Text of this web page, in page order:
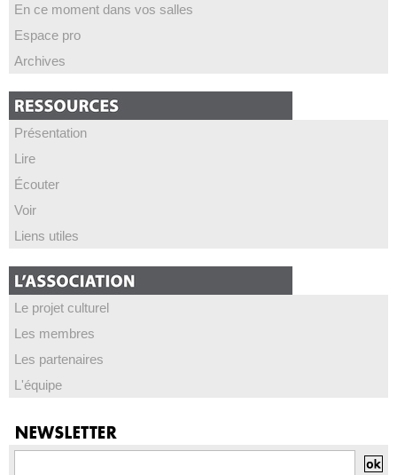
En ce moment dans vos salles
Espace pro
Archives
Présentation
Lire
Écouter
Voir
Liens utiles
Le projet culturel
Les membres
Les partenaires
L'équipe